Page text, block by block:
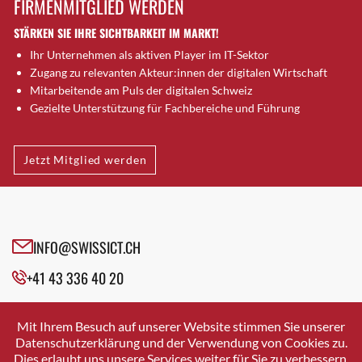
Brugg AG
Brütten
Bubendorf
Bubikon
Buchs (SG)
Bäretswil
Bülach
Cazis
Crissier
Davos Platz
Dierikon
Dietikon
FIRMENMITGLIED WERDEN
STÄRKEN SIE IHRE SICHTBARKEIT IM MARKT!
Ihr Unternehmen als aktiven Player im IT-Sektor
Zugang zu relevanten Akteur:innen der digitalen Wirtschaft
Mitarbeitende am Puls der digitalen Schweiz
Gezielte Unterstützung für Fachbereiche und Führung
Jetzt Mitglied werden
INFO@SWISSICT.CH
+41 43 336 40 20
SWISSICT
VULKANSTRASSE 120
8048 ZURICH
Mit Ihrem Besuch auf unserer Website stimmen Sie unserer
Datenschutzerklärung und der Verwendung von Cookies zu.
Dies erlaubt uns unsere Services weiter für Sie zu verbessern.